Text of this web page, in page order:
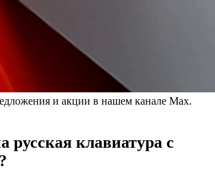
и акции в нашем канале Max.
русская клавиатура с